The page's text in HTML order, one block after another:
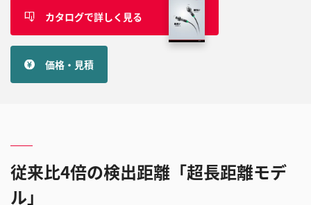
カタログで詳しく見る
価格・見積
従来比4倍の検出距離「超長距離モデ
ル」